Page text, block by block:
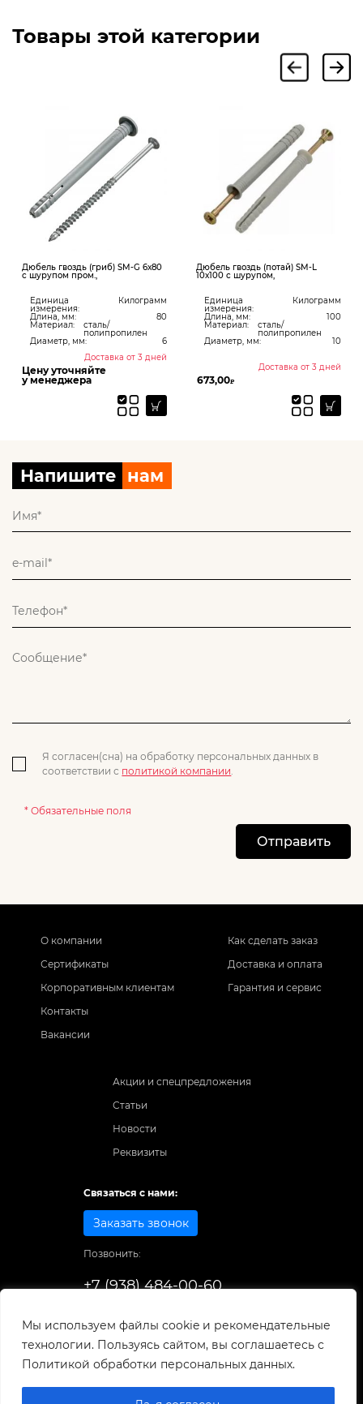
Мы используем файлы cookie и рекомендательные
технологии. Пользуясь сайтом, вы соглашаетесь с
Политикой обработки персональных данных.
Товары этой категории
Дюбель гвоздь (гриб) SM-G 6х80
с шурупом пром.,
Единица
измерения:
Килограмм
Длина, мм:
80
Материал: сталь/
полипропилен
Диаметр, мм:
6
Доставка от 3 дней
Цену уточняйте
у менеджера
Дюбель гвоздь (потай) SM-L
10х100 с шурупом,
Единица
измерения:
Килограмм
Длина, мм:
100
Материал: сталь/
полипропилен
Диаметр, мм: 10
Доставка от 3 дней
673,00₽
Напишите нам
Я согласен(сна) на обработку персональных данных в
соответствии с политикой компании.
* Обязательные поля
Отправить
О компании
Сертификаты
Корпоративным клиентам
Контакты
Вакансии
Как сделать заказ
Доставка и оплата
Гарантия и сервис
Акции и спецпредложения
Статьи
Новости
Реквизиты
Связаться с нами:
Заказать звонок
Позвонить:
+7 (938) 484-00-60
© 1998-2026